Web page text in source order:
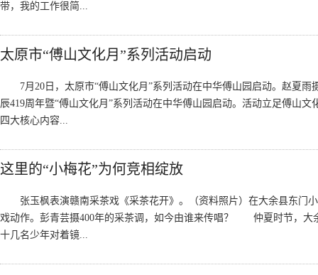
带，我的工作很简...
太原市“傅山文化月”系列活动启动
7月20日，太原市“傅山文化月”系列活动在中华傅山园启动。赵夏雨
辰419周年暨“傅山文化月”系列活动在中华傅山园启动。活动立足傅山
四大核心内容...
这里的“小梅花”为何竞相绽放
张玉枫表演赣南采茶戏《采茶花开》。（资料照片）在大余县东门
戏动作。彭青芸摄400年的采茶调，如今由谁来传唱？ 仲夏时节，大
十几名少年对着镜...